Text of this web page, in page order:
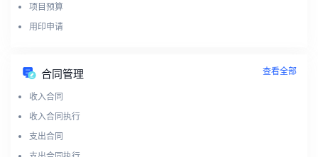
项目预算
用印申请
合同管理 查看全部
收入合同
收入合同执行
支出合同